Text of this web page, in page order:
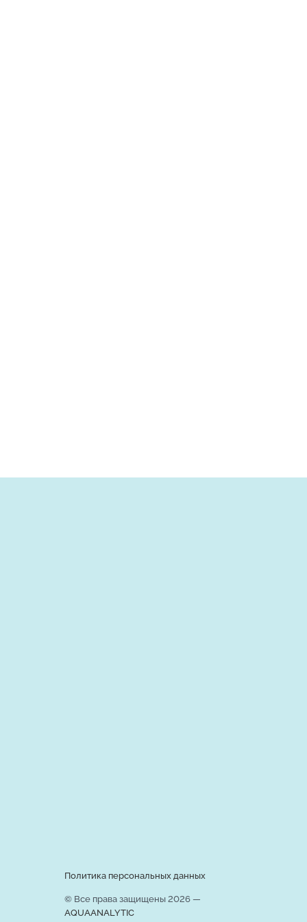
Политика персональных данных
© Все права защищены 2026 —
AQUAANALYTIC